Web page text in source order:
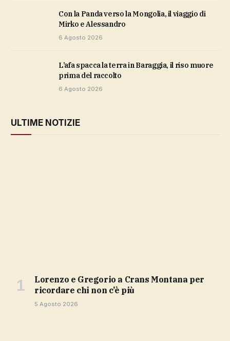
Con la Panda verso la Mongolia, il viaggio di
Mirko e Alessandro
6 Agosto 2026
L’afa spacca la terra in Baraggia, il riso muore
prima del raccolto
6 Agosto 2026
ULTIME NOTIZIE
Lorenzo e Gregorio a Crans Montana per
ricordare chi non c’è più
5 Agosto 2026